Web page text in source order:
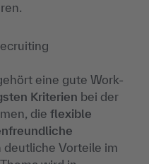
eine gute Work-
Kriterien bei der
die flexible
deutliche Vorteile im